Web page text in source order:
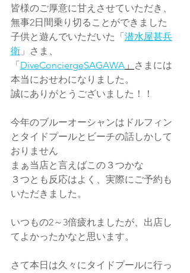
皆様のご厚意に甘えさせていただき、
無事2日間乗り切ることができました
子供と遊んでいただいた「潜水屋甚兵
衛 」さま、
「DiveConciergeSAGAWA 」 さまには
本当におせわになりました。
誠にありがとうございました！！
今年のブルーオーシャンはドルフィン
とタイドプールとビーチの話しかして
おりません
まぁ当店と言えばこの３つかな
３つとも反応はよく、実際にご予約も
いただきました。
いつもの2～3倍疲れましたが、出店し
てよかったかなと思います。
さて本日は久々にタイドプールに行っ